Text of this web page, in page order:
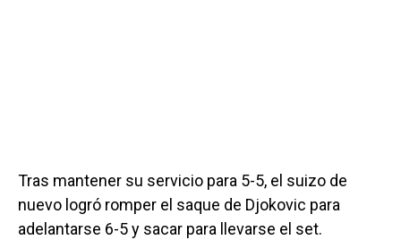
Tras mantener su servicio para 5-5, el suizo de
nuevo logró romper el saque de Djokovic para
adelantarse 6-5 y sacar para llevarse el set.